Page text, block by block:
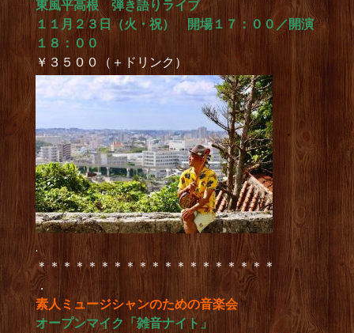
東風平高根 弾き語りライブ
１１月２３日（火・祝） 開場１７：００／開演
１８：００
￥３５００（＋ドリンク）
.
＊＊＊＊＊＊＊＊＊＊＊＊＊＊＊＊＊＊＊
．
素人ミュージシャンのための音楽会
オープンマイク「雑音ナイト」